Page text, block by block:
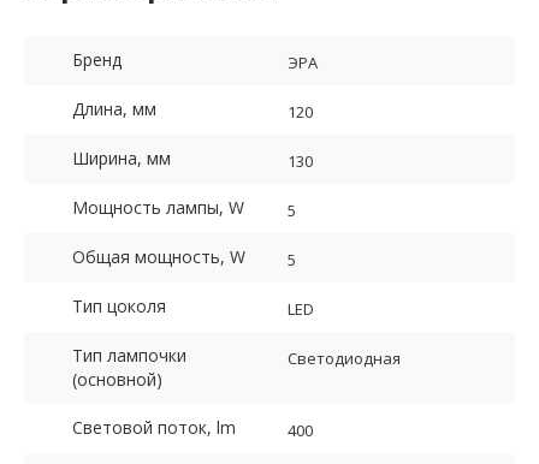
Бренд ЭРА
Длина, мм 120
Ширина, мм 130
Мощность лампы, W 5
Общая мощность, W 5
Тип цоколя LED
Тип лампочки
(основной)
Светодиодная
Световой поток, lm 400